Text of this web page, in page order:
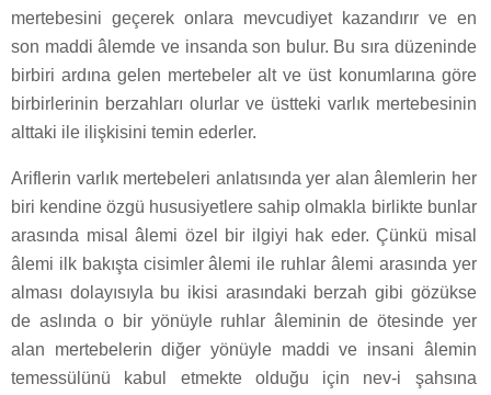
mertebesini geçerek onlara mevcudiyet kazandırır ve en
son maddi âlemde ve insanda son bulur. Bu sıra düzeninde
birbiri ardına gelen mertebeler alt ve üst konumlarına göre
birbirlerinin berzahları olurlar ve üstteki varlık mertebesinin
alttaki ile ilişkisini temin ederler.
Ariflerin varlık mertebeleri anlatısında yer alan âlemlerin her
biri kendine özgü hususiyetlere sahip olmakla birlikte bunlar
arasında misal âlemi özel bir ilgiyi hak eder. Çünkü misal
âlemi ilk bakışta cisimler âlemi ile ruhlar âlemi arasında yer
alması dolayısıyla bu ikisi arasındaki berzah gibi gözükse
de aslında o bir yönüyle ruhlar âleminin de ötesinde yer
alan mertebelerin diğer yönüyle maddi ve insani âlemin
temessülünü kabul etmekte olduğu için nev-i şahsına